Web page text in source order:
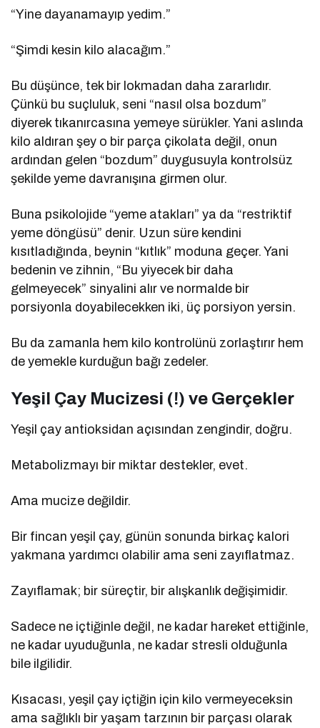
“Yine dayanamayıp yedim.”
“Şimdi kesin kilo alacağım.”
Bu düşünce, tek bir lokmadan daha zararlıdır.
Çünkü bu suçluluk, seni “nasıl olsa bozdum”
diyerek tıkanırcasına yemeye sürükler. Yani aslında
kilo aldıran şey o bir parça çikolata değil, onun
ardından gelen “bozdum” duygusuyla kontrolsüz
şekilde yeme davranışına girmen olur.
Buna psikolojide “yeme atakları” ya da “restriktif
yeme döngüsü” denir. Uzun süre kendini
kısıtladığında, beynin “kıtlık” moduna geçer. Yani
bedenin ve zihnin, “Bu yiyecek bir daha
gelmeyecek” sinyalini alır ve normalde bir
porsiyonla doyabilecekken iki, üç porsiyon yersin.
Bu da zamanla hem kilo kontrolünü zorlaştırır hem
de yemekle kurduğun bağı zedeler.
Yeşil Çay Mucizesi (!) ve Gerçekler
Yeşil çay antioksidan açısından zengindir, doğru.
Metabolizmayı bir miktar destekler, evet.
Ama mucize değildir.
Bir fincan yeşil çay, günün sonunda birkaç kalori
yakmana yardımcı olabilir ama seni zayıflatmaz.
Zayıflamak; bir süreçtir, bir alışkanlık değişimidir.
Sadece ne içtiğinle değil, ne kadar hareket ettiğinle,
ne kadar uyuduğunla, ne kadar stresli olduğunla
bile ilgilidir.
Kısacası, yeşil çay içtiğin için kilo vermeyeceksin
ama sağlıklı bir yaşam tarzının bir parçası olarak